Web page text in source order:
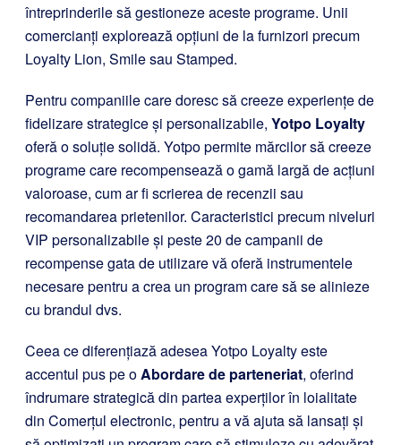
întreprinderile să gestioneze aceste programe. Unii
comercianți explorează opțiuni de la furnizori precum
Loyalty Lion, Smile sau Stamped.
Pentru companiile care doresc să creeze experiențe de
fidelizare strategice și personalizabile, Yotpo Loyalty
oferă o soluție solidă. Yotpo permite mărcilor să creeze
programe care recompensează o gamă largă de acțiuni
valoroase, cum ar fi scrierea de recenzii sau
recomandarea prietenilor. Caracteristici precum niveluri
VIP personalizabile și peste 20 de campanii de
recompense gata de utilizare vă oferă instrumentele
necesare pentru a crea un program care să se alinieze
cu brandul dvs.
Ceea ce diferențiază adesea Yotpo Loyalty este
accentul pus pe o Abordare de parteneriat, oferind
îndrumare strategică din partea experților în loialitate
din Comerțul electronic, pentru a vă ajuta să lansați și